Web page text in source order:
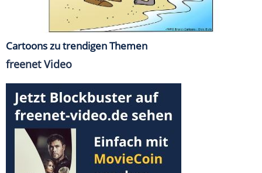
Cartoons zu trendigen Themen
freenet Video